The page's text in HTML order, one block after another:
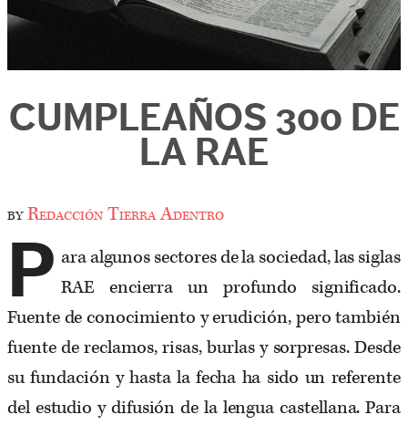
CUMPLEAÑOS 300 DE
LA RAE
byRedacción Tierra Adentro
P ara algunos sectores de la sociedad, las siglas
RAE encierra un profundo significado.
Fuente de conocimiento y erudición, pero también
fuente de reclamos, risas, burlas y sorpresas. Desde
su fundación y hasta la fecha ha sido un referente
del estudio y difusión de la lengua castellana. Para